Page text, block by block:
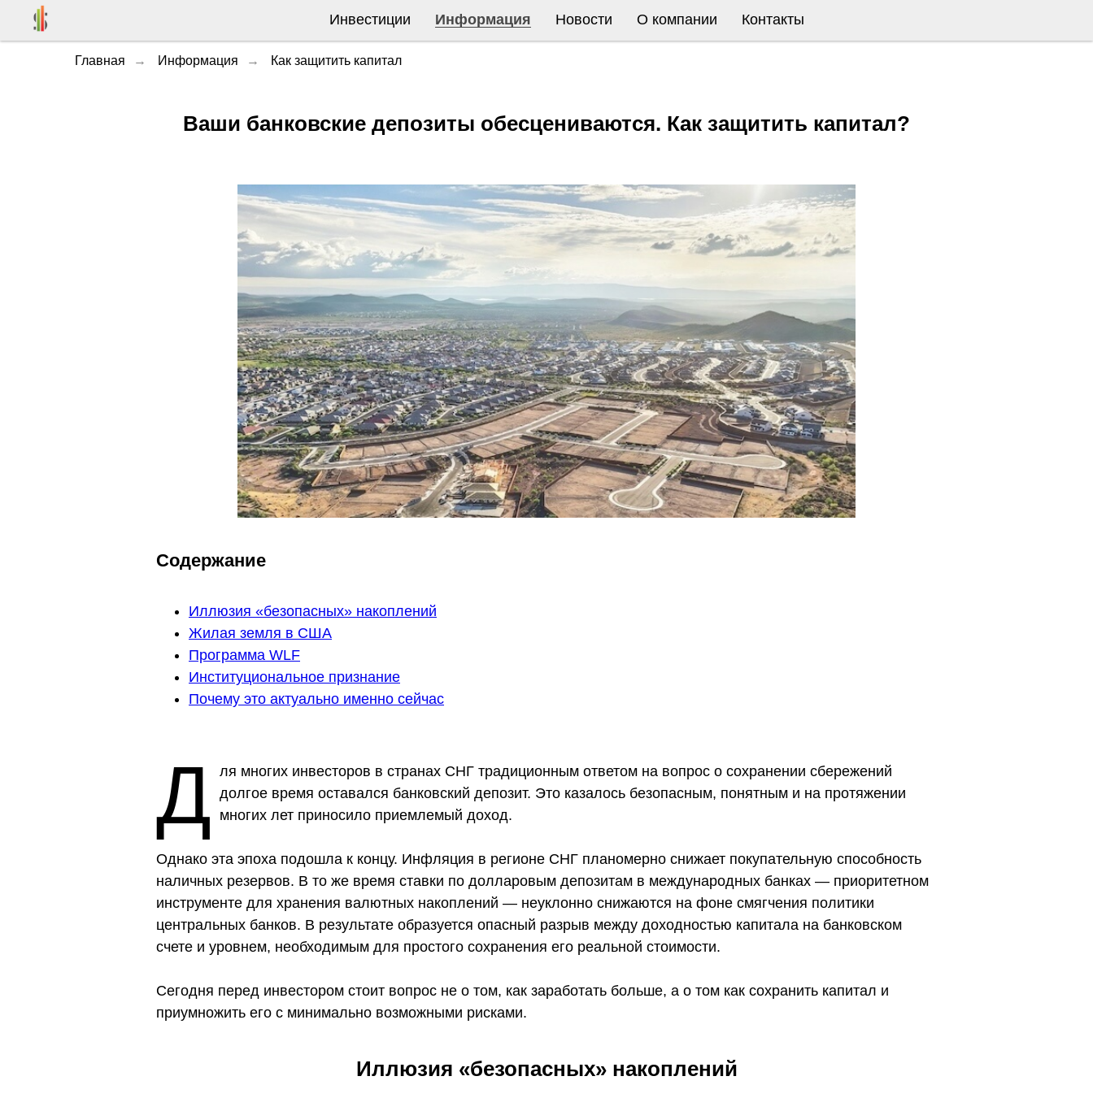
Инвестиции Информация Новости О компании Контакты
Главная → Информация → Как защитить капитал
Ваши банковские депозиты обесцениваются. Как защитить капитал?
Содержание
Иллюзия «безопасных» накоплений
Жилая земля в США
Программа WLF
Институциональное признание
Почему это актуально именно сейчас
Д ля многих инвесторов в странах СНГ традиционным ответом на вопрос о сохранении сбережений
долгое время оставался банковский депозит. Это казалось безопасным, понятным и на протяжении
многих лет приносило приемлемый доход.
Однако эта эпоха подошла к концу. Инфляция в регионе СНГ планомерно снижает покупательную способность
наличных резервов. В то же время ставки по долларовым депозитам в международных банках — приоритетном
инструменте для хранения валютных накоплений — неуклонно снижаются на фоне смягчения политики
центральных банков. В результате образуется опасный разрыв между доходностью капитала на банковском
счете и уровнем, необходимым для простого сохранения его реальной стоимости.
Сегодня перед инвестором стоит вопрос не о том, как заработать больше, а о том как сохранить капитал и
приумножить его с минимально возможными рисками.
Иллюзия «безопасных» накоплений